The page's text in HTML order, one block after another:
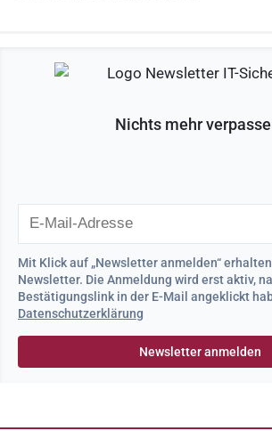
Nichts mehr
Mit Klick auf „Newsletter anmelden“
Newsletter. Die Anmeldung wird erst aktiv,
Bestätigungslink in der E-Mail angeklickt
Datenschutzerklärung